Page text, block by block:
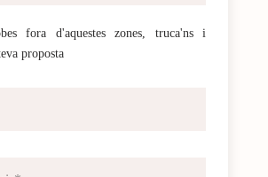
fora d'aquestes zones, truca'ns i
proposta